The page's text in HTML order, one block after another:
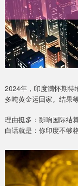
2024年，印度满怀期待
多吨黄金运回家。结果
理由挺多：影响国际结
白话就是：你印度不够格